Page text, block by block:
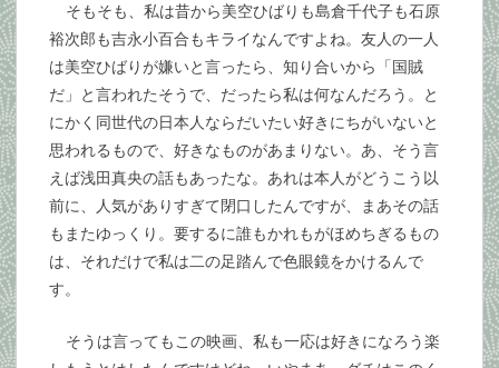
そもそも、私は昔から美空ひばりも島倉千代子も石原
裕次郎も吉永小百合もキライなんですよね。友人の一人
は美空ひばりが嫌いと言ったら、知り合いから「国賊
だ」と言われたそうで、だったら私は何なんだろう。と
にかく同世代の日本人ならだいたい好きにちがいないと
思われるもので、好きなものがあまりない。あ、そう言
えば浅田真央の話もあったな。あれは本人がどうこう以
前に、人気がありすぎて閉口したんですが、まあその話
もまたゆっくり。要するに誰もかれもがほめちぎるもの
は、それだけで私は二の足踏んで色眼鏡をかけるんで
す。
そうは言ってもこの映画、私も一応は好きになろう楽